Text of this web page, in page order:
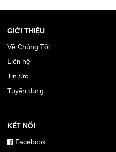
GIỚI THIỆU
Về Chúng Tôi
Liên hệ
Tin tức
Tuyển dụng
KẾT NỐI
Facebook